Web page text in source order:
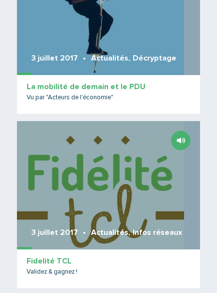
3 juillet 2017 Actualités, Décryptage
La mobilité de demain et le PDU
Vu par "Acteurs de l'économie"
3 juillet 2017 Actualités, Infos réseaux
Fidelité TCL
Validez & gagnez !